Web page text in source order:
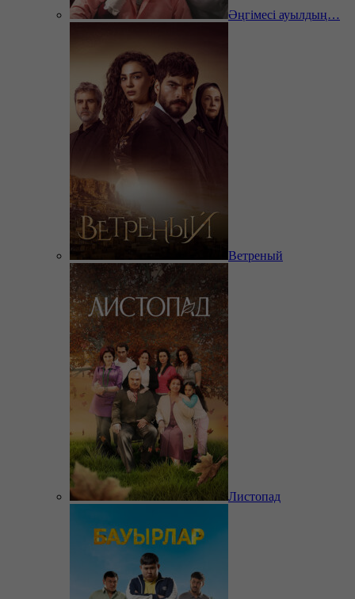
Әңгімесі ауылдың…
Ветреный
Листопад